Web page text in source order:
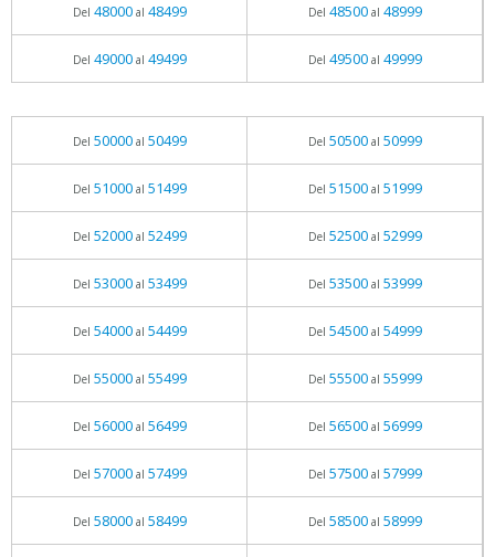
Del 48000al 48499 Del 48500al 48999
Del 49000al 49499 Del 49500al 49999
Del 50000al 50499 Del 50500al 50999
Del 51000al 51499 Del 51500al 51999
Del 52000al 52499 Del 52500al 52999
Del 53000al 53499 Del 53500al 53999
Del 54000al 54499 Del 54500al 54999
Del 55000al 55499 Del 55500al 55999
Del 56000al 56499 Del 56500al 56999
Del 57000al 57499 Del 57500al 57999
Del 58000al 58499 Del 58500al 58999